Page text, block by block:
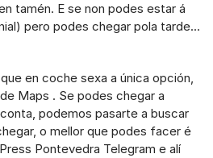
tamén. E se non podes estar á
pero podes chegar pola tarde...
en coche sexa a única opción,
Maps . Se podes chegar a
podemos pasarte a buscar
o mellor que podes facer é
Pontevedra Telegram e alí